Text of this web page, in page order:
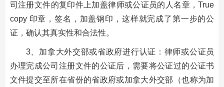
司注册文件的复印件上加盖律师或公证员的人名章，True
copy 印章，签名，加盖钢印，这样就完成了第一步的公
证，确认其真实性和合法性。
3、加拿大外交部或省政府进行认证：律师或公证员
办理完成公司注册文件的公证后，需要将公证过的公证书
文件提交至所在省份的省政府或加拿大外交部（也称为加